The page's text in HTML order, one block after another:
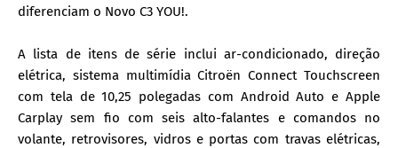
diferenciam o Novo C3 YOU!.
A lista de itens de série inclui ar-condicionado, direção
elétrica, sistema multimídia Citroën Connect Touchscreen
com tela de 10,25 polegadas com Android Auto e Apple
Carplay sem fio com seis alto-falantes e comandos no
volante, retrovisores, vidros e portas com travas elétricas,